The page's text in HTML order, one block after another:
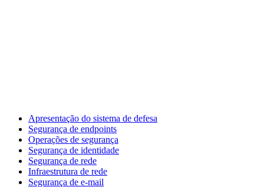
Apresentação do sistema de defesa
Segurança de endpoints
Operações de segurança
Segurança de identidade
Segurança de rede
Infraestrutura de rede
Segurança de e-mail